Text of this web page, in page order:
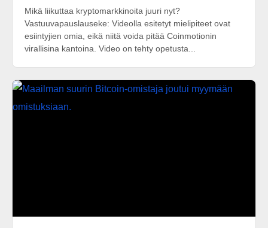
Mikä liikuttaa kryptomarkkinoita juuri nyt?
Vastuuvapauslauseke: Videolla esitetyt mielipiteet ovat
esiintyjien omia, eikä niitä voida pitää Coinmotionin
virallisina kantoina. Video on tehty opetusta...